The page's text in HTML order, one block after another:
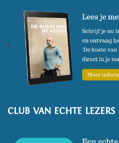
CLUB VAN ECHTE LEZERS